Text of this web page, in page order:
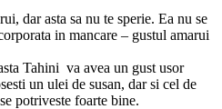
dar asta sa nu te sperie. Ea nu se
in mancare – gustul amarui
Tahini va avea un gust usor
un ulei de susan, dar si cel de
potriveste foarte bine.